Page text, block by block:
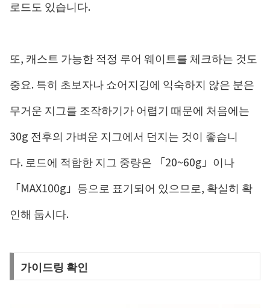
로드도 있습니다.
또, 캐스트 가능한 적정 루어 웨이트를 체크하는 것도
중요. 특히 초보자나 쇼어지깅에 익숙하지 않은 분은
무거운 지그를 조작하기가 어렵기 때문에 처음에는
30g 전후의 가벼운 지그에서 던지는 것이 좋습니
다. 로드에 적합한 지그 중량은 「20~60g」이나
「MAX100g」등으로 표기되어 있으므로, 확실히 확
인해 둡시다.
가이드링 확인